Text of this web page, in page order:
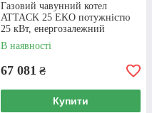
Газовий чавунний котел
ATTACK 25 EKO потужністю
25 кВт, енергозалежний
В наявності
67 081 ₴
Купити